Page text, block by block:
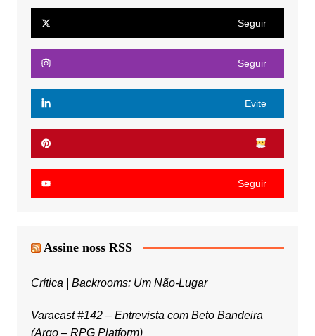
Seguir
Seguir
Evite
Seguir
Assine noss RSS
Crítica | Backrooms: Um Não-Lugar
Varacast #142 – Entrevista com Beto Bandeira
(Argo – RPG Platform)